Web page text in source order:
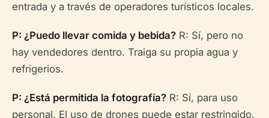
entrada y a través de operadores turísticos locales.
P: ¿Puedo llevar comida y bebida? R: Sí, pero no
hay vendedores dentro. Traiga su propia agua y
refrigerios.
P: ¿Está permitida la fotografía? R: Sí, para uso
personal. El uso de drones puede estar restringido,